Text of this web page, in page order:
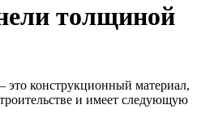
толщиной
это конструкционный материал,
и имеет следующую